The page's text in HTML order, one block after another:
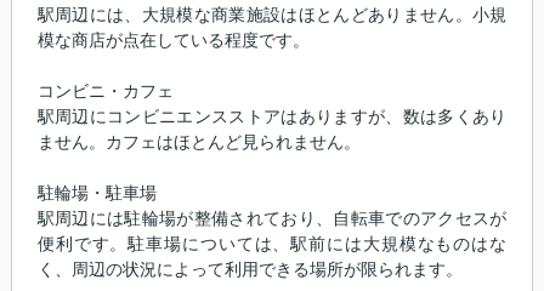
駅周辺には、大規模な商業施設はほとんどありません。小規
模な商店が点在している程度です。
コンビニ・カフェ
駅周辺にコンビニエンスストアはありますが、数は多くあり
ません。カフェはほとんど見られません。
駐輪場・駐車場
駅周辺には駐輪場が整備されており、自転車でのアクセスが
便利です。駐車場については、駅前には大規模なものはな
く、周辺の状況によって利用できる場所が限られます。